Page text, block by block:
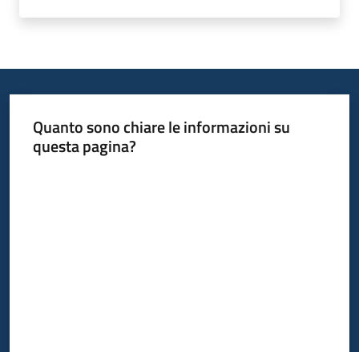
Quanto sono chiare le informazioni su
questa pagina?